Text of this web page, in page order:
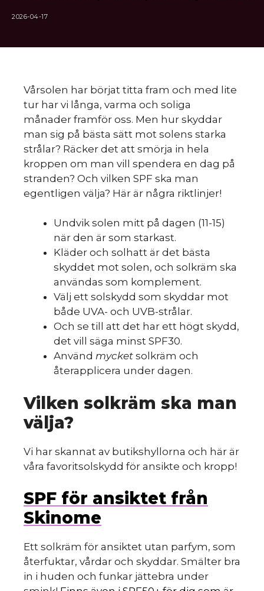
2026-04-17
Vårsolen har börjat titta fram och med lite
tur har vi långa, varma och soliga
månader framför oss. Men hur skyddar
man sig på bästa sätt mot solens starka
strålar? Räcker det att smörja in hela
kroppen om man vill spendera en dag på
stranden? Och vilken SPF ska man
egentligen välja? Här är några riktlinjer!
Undvik solen mitt på dagen (11-15)
när den är som starkast.
Kläder och solhatt är det bästa
skyddet mot solen, och solkräm ska
användas som komplement.
Välj ett solskydd som skyddar mot
både UVA- och UVB-strålar.
Och se till att det har ett högt skydd,
det vill säga minst SPF30.
Använd mycket solkräm och
återapplicera under dagen.
Vilken solkräm ska man
välja?
Vi har skannat av butikshyllorna och här är
våra favoritsolskydd för ansikte och kropp!
SPF för ansiktet från
Skinome
Ett solkräm för ansiktet utan parfym, som
återfuktar, vårdar och skyddar. Smälter bra
in i huden och funkar jättebra under